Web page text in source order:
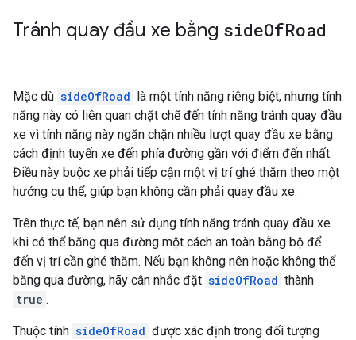
Tránh quay đầu xe bằng sideOfRoad
Mặc dù sideOfRoad
là một tính năng riêng biệt, nhưng tính
năng này có liên quan chặt chẽ đến tính năng tránh quay đầu
xe vì tính năng này ngăn chặn nhiều lượt quay đầu xe bằng
cách định tuyến xe đến phía đường gần với điểm đến nhất.
Điều này buộc xe phải tiếp cận một vị trí ghé thăm theo một
hướng cụ thể, giúp bạn không cần phải quay đầu xe.
Trên thực tế, bạn nên sử dụng tính năng tránh quay đầu xe
khi có thể băng qua đường một cách an toàn bằng bộ để
đến vị trí cần ghé thăm. Nếu bạn không nên hoặc không thể
băng qua đường, hãy cân nhắc đặt sideOfRoad thành
true .
Thuộc tính sideOfRoad được xác định trong đối tượng